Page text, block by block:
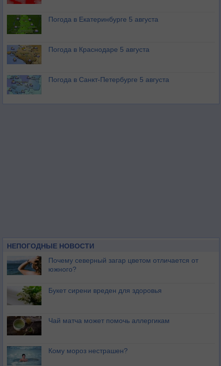
Погода в Екатеринбурге 5 августа
Погода в Краснодаре 5 августа
Погода в Санкт-Петербурге 5 августа
НЕПОГОДНЫЕ НОВОСТИ
Почему северный загар цветом отличается от
южного?
Букет сирени вреден для здоровья
Чай матча может помочь аллергикам
Кому мороз нестрашен?